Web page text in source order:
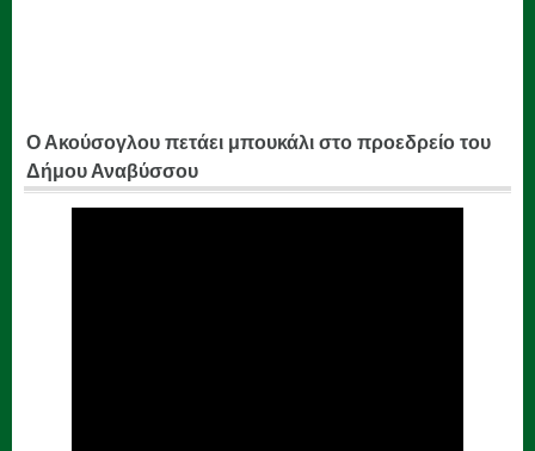
Ο Ακούσογλου πετάει μπουκάλι στο προεδρείο του
Δήμου Αναβύσσου